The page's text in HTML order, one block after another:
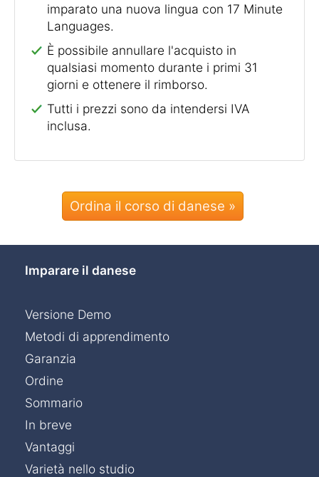
imparato una nuova lingua con 17 Minute
Languages.
È possibile annullare l'acquisto in
qualsiasi momento durante i primi 31
giorni e ottenere il rimborso.
Tutti i prezzi sono da intendersi IVA
inclusa.
Ordina il corso di danese »
Imparare il danese
Versione Demo
Metodi di apprendimento
Garanzia
Ordine
Sommario
In breve
Vantaggi
Varietà nello studio